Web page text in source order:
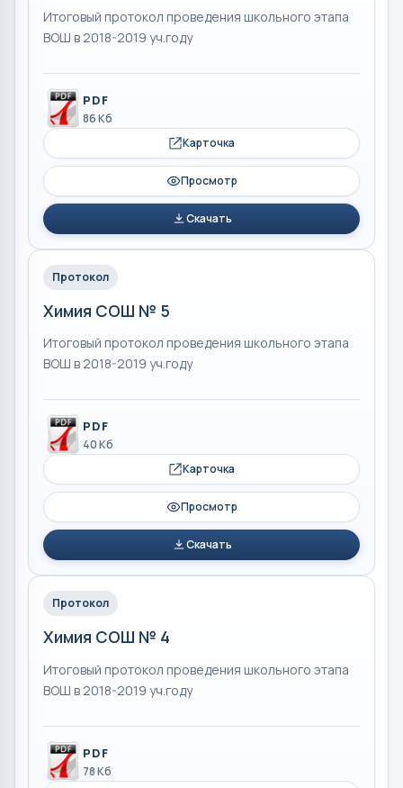
Итоговый протокол проведения школьного этапа
ВОШ в 2018-2019 уч.году
PDF
86 Кб
Карточка
Просмотр
Скачать
Протокол
Химия СОШ № 5
Итоговый протокол проведения школьного этапа
ВОШ в 2018-2019 уч.году
PDF
40 Кб
Карточка
Просмотр
Скачать
Протокол
Химия СОШ № 4
Итоговый протокол проведения школьного этапа
ВОШ в 2018-2019 уч.году
PDF
78 Кб